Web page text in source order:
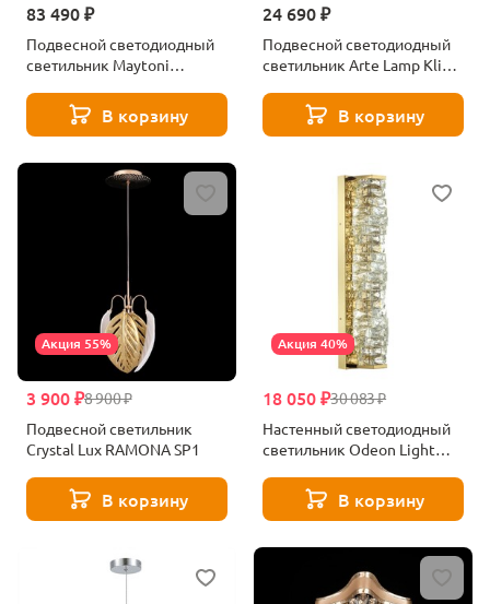
83 490 ₽
Подвесной светодиодный
светильник Maytoni
L48BS3K
В корзину
24 690 ₽
Подвесной светодиодный
светильник Arte Lamp Klimt
В корзину
Акция 55%
8 900 ₽
3 900 ₽
Подвесной светильник
Crystal Lux RAMONA SP1
В корзину
Акция 40%
30 083 ₽
18 050 ₽
Настенный светодиодный
светильник Odeon Light
В корзину